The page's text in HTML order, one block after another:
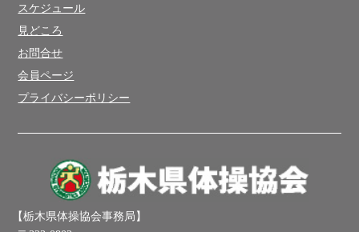
スケジュール
見どころ
お問合せ
会員ページ
プライバシーポリシー
【栃木県体操協会事務局】